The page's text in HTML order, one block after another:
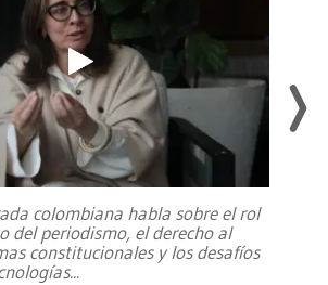
colombiana habla sobre el rol
del periodismo, el derecho al
constitucionales y los desafíos
...